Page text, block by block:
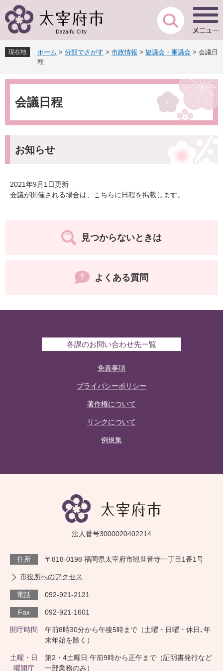
ー
先
頭
す
ニ
を
飛
し
現在地 ホーム > 分類でさがす > 市政情報 > 協議会・審議会 > 会議日
程
本
会議日程
お知らせ
2021年9月1日更新
会議が開催される場合は、こちらに日程を掲載します。
見つからないときは
よくある質問
各課のお問い合わせ先一覧
免責事項
プライバシーポリシー
著作権について
リンクについて
例規集
法人番号3000020402214
住所 〒818-0198 福岡県太宰府市観世音寺一丁目1番1号
市役所へのアクセス
電話 092-921-2121
Fax 092-921-1601
開庁時間
午前8時30分から午後5時まで（土曜・日曜・休日､年
末年始を除く）
土曜・日
曜開庁
第2・4土曜日 午前9時から正午まで（証明書発行など
一部業務のみ）